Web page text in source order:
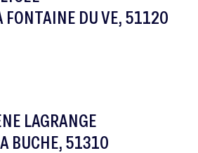
FONTAINE DU VE, 51120
LAGRANGE
BUCHE, 51310